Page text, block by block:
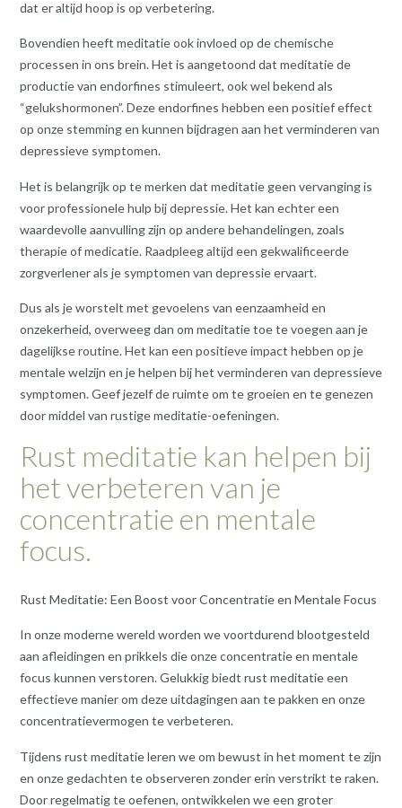
dat er altijd hoop is op verbetering.
Bovendien heeft meditatie ook invloed op de chemische
processen in ons brein. Het is aangetoond dat meditatie de
productie van endorfines stimuleert, ook wel bekend als
“gelukshormonen”. Deze endorfines hebben een positief effect
op onze stemming en kunnen bijdragen aan het verminderen van
depressieve symptomen.
Het is belangrijk op te merken dat meditatie geen vervanging is
voor professionele hulp bij depressie. Het kan echter een
waardevolle aanvulling zijn op andere behandelingen, zoals
therapie of medicatie. Raadpleeg altijd een gekwalificeerde
zorgverlener als je symptomen van depressie ervaart.
Dus als je worstelt met gevoelens van eenzaamheid en
onzekerheid, overweeg dan om meditatie toe te voegen aan je
dagelijkse routine. Het kan een positieve impact hebben op je
mentale welzijn en je helpen bij het verminderen van depressieve
symptomen. Geef jezelf de ruimte om te groeien en te genezen
door middel van rustige meditatie-oefeningen.
Rust meditatie kan helpen bij
het verbeteren van je
concentratie en mentale
focus.
Rust Meditatie: Een Boost voor Concentratie en Mentale Focus
In onze moderne wereld worden we voortdurend blootgesteld
aan afleidingen en prikkels die onze concentratie en mentale
focus kunnen verstoren. Gelukkig biedt rust meditatie een
effectieve manier om deze uitdagingen aan te pakken en onze
concentratievermogen te verbeteren.
Tijdens rust meditatie leren we om bewust in het moment te zijn
en onze gedachten te observeren zonder erin verstrikt te raken.
Door regelmatig te oefenen, ontwikkelen we een groter